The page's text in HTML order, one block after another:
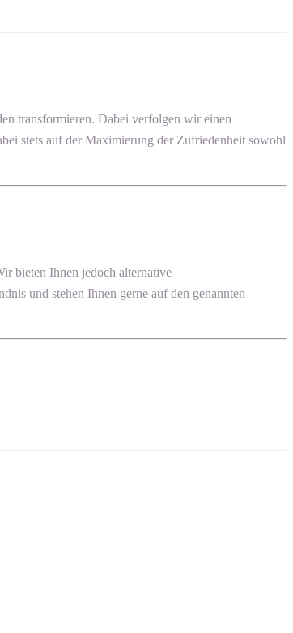
transformieren. Dabei verfolgen wir einen
stets auf der Maximierung der Zufriedenheit sowohl
bieten Ihnen jedoch alternative
und stehen Ihnen gerne auf den genannten